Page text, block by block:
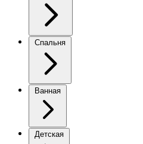
Спальня
Ванная
Детская